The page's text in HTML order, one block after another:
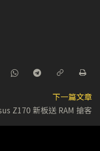
下一篇文章
Z170 新板送 RAM 搶客